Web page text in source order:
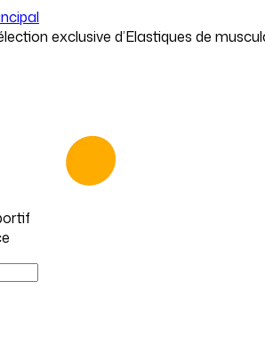
exclusive d’Elastiques de